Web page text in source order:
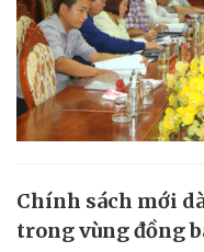
Chính sách mới
trong vùng đồng